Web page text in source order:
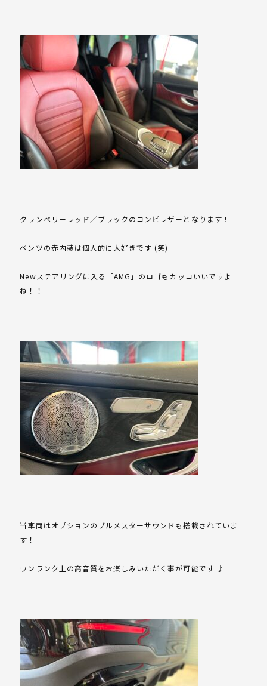
クランベリーレッド／ブラックのコンビレザーとなります！
ベンツの赤内装は個人的に大好きです (笑)
Newステアリングに入る「AMG」のロゴもカッコいいですよ
ね！！
当車両はオプションのブルメスターサウンドも搭載されていま
す！
ワンランク上の高音質をお楽しみいただく事が可能です ♪